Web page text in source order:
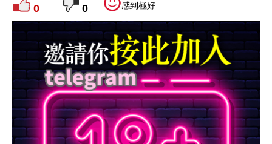
0 0 感到極好